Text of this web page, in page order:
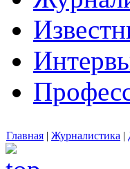
Главная | Журналистика |